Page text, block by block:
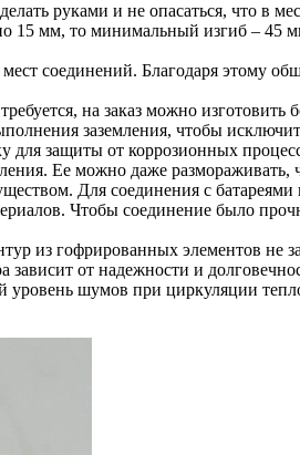
руками и не опасаться, что в
15 мм, то минимальный изгиб – 45
соединений. Благодаря этому
на заказ можно изготовить
заземления, чтобы
для защиты от коррозионных
Ее можно даже размораживать,
Для соединения с
Чтобы соединение было
из гофрированных элементов не
от надежности и
уровень шумов при циркуляции